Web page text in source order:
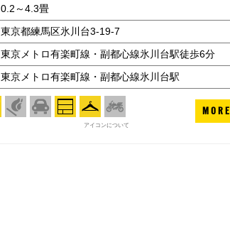
0.2～4.3畳
東京都練馬区氷川台3-19-7
東京メトロ有楽町線・副都心線氷川台駅徒歩6分
東京メトロ有楽町線・副都心線氷川台駅
アイコンについて
MORE